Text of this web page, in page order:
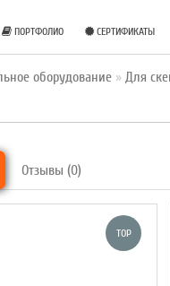
ПОРТФОЛИО СЕРТИФИКАТЫ
оборудование Для
Отзывы (0)
TOP